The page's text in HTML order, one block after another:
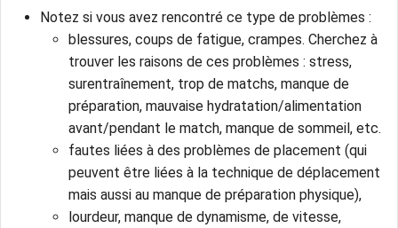
Notez si vous avez rencontré ce type de problèmes :
blessures, coups de fatigue, crampes. Cherchez à
trouver les raisons de ces problèmes : stress,
surentraînement, trop de matchs, manque de
préparation, mauvaise hydratation/alimentation
avant/pendant le match, manque de sommeil, etc.
fautes liées à des problèmes de placement (qui
peuvent être liées à la technique de déplacement
mais aussi au manque de préparation physique),
lourdeur, manque de dynamisme, de vitesse,